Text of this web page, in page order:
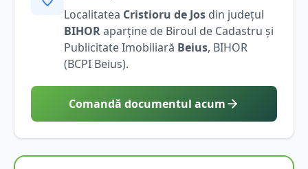
Localitatea Cristioru de Jos din județul
BIHORaparține de Biroul de Cadastru și
Publicitate Imobiliară Beius, BIHOR
(BCPI Beius).
Comandă documentul acum